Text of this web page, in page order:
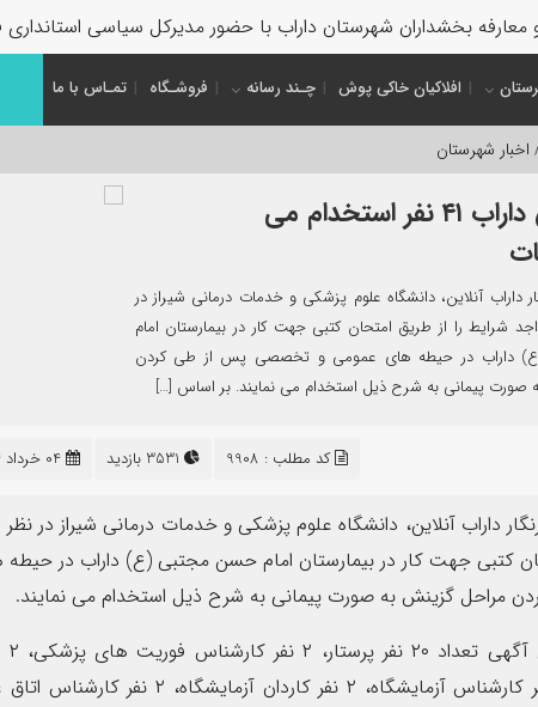
بخشداران شهرستان داراب با حضور مدیرکل سیاسی استانداری
افلاکیان خاکی پوش چـند رسانه فروشـگاه تمـاس با ما
اخبار شهرستان
بیمارستان داراب ۴۱ نفر استخدام می
داراب آنلاین، دانشگاه علوم پزشکی و خدمات درمانی شیراز در
شرایط را از طریق امتحان کتبی جهت کار در بیمارستان امام
داراب در حیطه های عمومی و تخصصی پس از طی کردن
صورت پیمانی به شرح ذیل استخدام می نمایند. بر اساس […]
کد مطلب : 9908
داراب آنلاین، دانشگاه علوم پزشکی و خدمات درمانی شیراز در نظر
کتبی جهت کار در بیمارستان امام حسن مجتبی (ع) داراب در
مراحل گزینش به صورت پیمانی به شرح ذیل استخدام می نمایند.
۰۹
اردیبهشت